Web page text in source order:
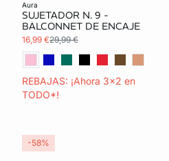
aura
SUJETADOR N. 9 -
BALCONNET DE ENCAJE
16,99 €29,99 €
REBAJAS: ¡Ahora 3x2 en
TODO*!
-58%